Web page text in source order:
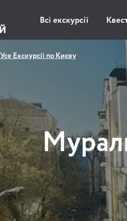
Всі екскурсії
Усе Екскурсії по Києву